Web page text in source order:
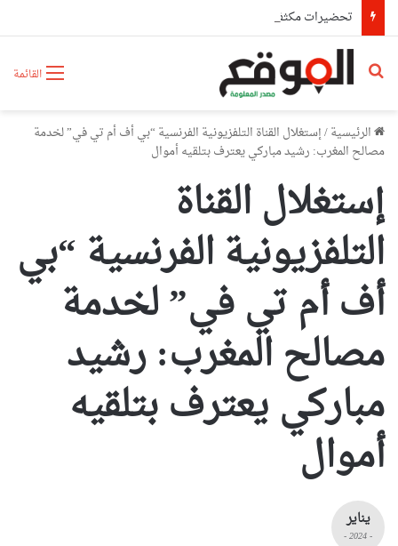
القائمة بحث عن
الرئيسية/إستغلال القناة التلفزيونية الفرنسية “بي أف أم تي في” لخدمة
مصالح المغرب: رشيد مباركي يعترف بتلقيه أموال
إستغلال القناة
التلفزيونية الفرنسية “بي
أف أم تي في” لخدمة
مصالح المغرب: رشيد
مباركي يعترف بتلقيه
أموال
يناير
- 2024 -